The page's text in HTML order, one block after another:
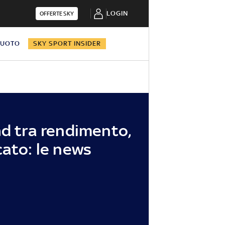
OFFERTE SKY LOGIN
SKY SPORT INSIDER
tra rendimento,
le news